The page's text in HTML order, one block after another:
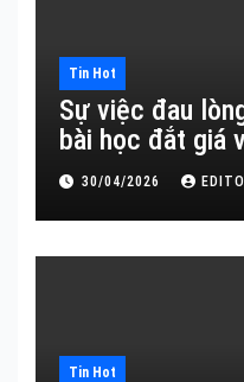
Tin Hot
Sự việc đau
bài học đắt giá
30/04/2026
Tin Hot